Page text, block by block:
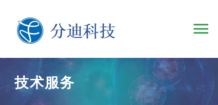
容
SeeSAR
技术服务